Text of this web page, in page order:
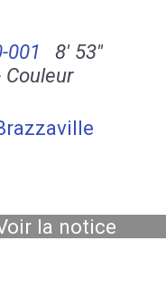
001
8' 53''
la notice